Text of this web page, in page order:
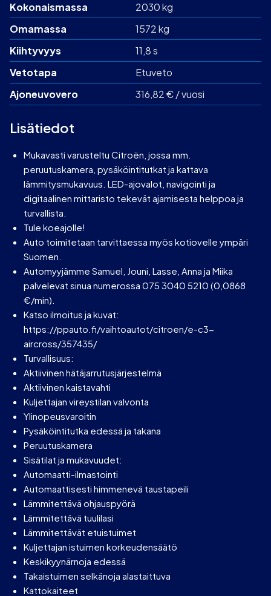
Kokonaismassa
2030 kg
Omamassa
1572 kg
Kiihtyvyys
11,8 s
Vetotapa
Etuveto
Ajoneuvovero
316,82 € / vuosi
Lisätiedot
Mukavasti varusteltu Citroën, jossa mm.
peruutuskamera, pysäköintitutkat ja kattava
lämmitysmukavuus. LED-ajovalot, navigointi ja
digitaalinen mittaristo tekevät ajamisesta helppoa ja
turvallista.
Tule koeajolle!
Auto toimitetaan tarvittaessa myös kotiovelle ympäri
Suomen.
Automyyjämme Samuel, Jouni, Lasse, Anna ja Miika
palvelevat sinua numerossa 075 3040 5210 (0,0868
€/min).
Katso ilmoitus ja kuvat:
https://ppauto.fi/vaihtoautot/citroen/e-c3-
aircross/357435/
Turvallisuus:
Aktiivinen hätäjarrutusjärjestelmä
Aktiivinen kaistavahti
Kuljettajan vireystilan valvonta
Ylinopeusvaroitin
Pysäköintitutka edessä ja takana
Peruutuskamera
Sisätilat ja mukavuudet:
Automaatti-ilmastointi
Automaattisesti himmenevä taustapeili
Lämmitettävä ohjauspyörä
Lämmitettävä tuulilasi
Lämmitettävät etuistuimet
Kuljettajan istuimen korkeudensäätö
Keskikyynärnoja edessä
Takaistuimen selkänoja alastaittuva
Kattokaiteet